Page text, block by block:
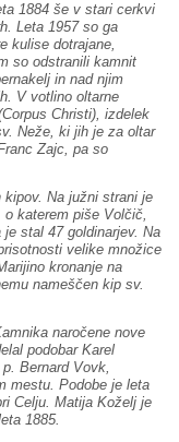
1884 še v stari cerkvi
Leta 1957 so ga
kulise dotrajane,
so odstranili kamnit
in nad njim
V votlino oltarne
Christi), izdelek
Neže, ki jih je za oltar
Zajc, pa so
kipov. Na južni strani je
katerem piše Volčič,
stal 47 goldinarjev. Na
velike množice
kronanje na
nameščen kip sv.
naročene nove
podobar Karel
Bernard Vovk,
mestu. Podobe je leta
Celju. Matija Koželj je
1885.